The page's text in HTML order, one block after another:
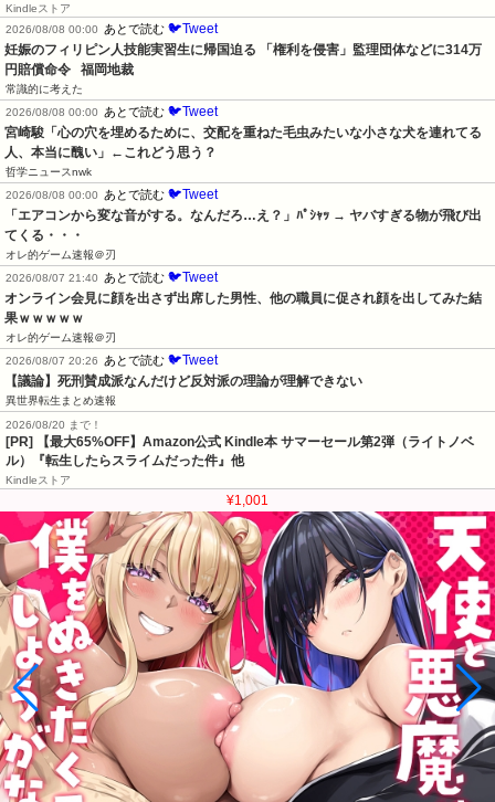
Kindleストア
2026/08/08 00:00
あとで読む 🐦Tweet
妊娠のフィリピン人技能実習生に帰国迫る 「権利を侵害」監理団体などに314万
円賠償命令   福岡地裁
常識的に考えた
2026/08/08 00:00
あとで読む 🐦Tweet
宮崎駿「心の穴を埋めるために、交配を重ねた毛虫みたいな小さな犬を連れてる
人、本当に醜い」←これどう思う？
哲学ニュースnwk
2026/08/08 00:00
あとで読む 🐦Tweet
「エアコンから変な音がする。なんだろ…え？」ﾊﾟｼｬｯ → ヤバすぎる物が飛び出
てくる・・・
オレ的ゲーム速報＠刃
2026/08/07 21:40
あとで読む 🐦Tweet
オンライン会見に顔を出さず出席した男性、他の職員に促され顔を出してみた結
果ｗｗｗｗｗ
オレ的ゲーム速報＠刃
2026/08/07 20:26
あとで読む 🐦Tweet
【議論】死刑賛成派なんだけど反対派の理論が理解できない
異世界転生まとめ速報
2026/08/20 まで！
[PR]
【最大65%OFF】Amazon公式 Kindle本 サマーセール第2弾（ライトノベ
ル）『転生したらスライムだった件』他
Kindleストア
¥1,001